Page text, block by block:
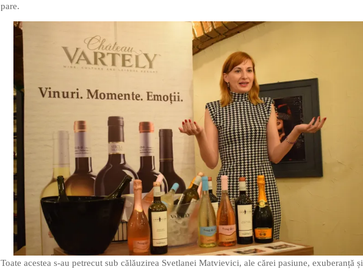
pare.
Toate acestea s-au petrecut sub călăuzirea Svetlanei Matvievici, ale cărei pasiune, exuberanță și